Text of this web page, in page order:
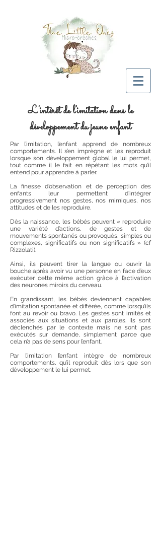
L'intérêt de l'imitation dans le
développement du jeune enfant
Par l’imitation, l’enfant apprend de nombreux
comportements. Il s’en imprègne et les reproduit
lorsque son développement global le lui permet,
tout comme il le fait en répétant les mots qu’il
entend pour apprendre à parler.
La finesse d’observation et de perception des
enfants leur permettent d’intégrer
progressivement nos gestes, nos mimiques, nos
attitudes et de les reproduire.
Dès la naissance, les bébés peuvent « reproduire
une variété d’actions, de gestes et de
mouvements spontanés ou provoqués, simples ou
complexes, significatifs ou non significatifs » (cf
Rizzolati).
Ainsi, ils peuvent tirer la langue ou ouvrir la
bouche après avoir vu une personne en face d’eux
exécuter cette même action grâce à l’activation
des neurones miroirs du cerveau.
En grandissant, les bébés deviennent capables
d’imitation spontanée et différée, comme lorsqu’ils
font au revoir ou bravo. Les gestes sont imités et
associés aux situations et aux paroles. Ils sont
déclenchés par le contexte mais ne sont pas
exécutés sur demande, simplement parce que
cela n’a pas de sens pour l’enfant.
Par l’imitation l’enfant intègre de nombreux
comportements, qu’il reproduit dès lors que son
développement le lui permet.